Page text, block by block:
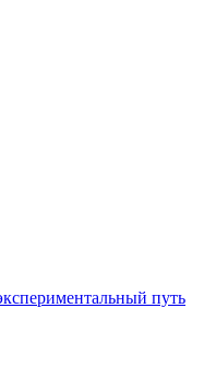
путь